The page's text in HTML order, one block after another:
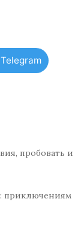
пробовать и
приключениям